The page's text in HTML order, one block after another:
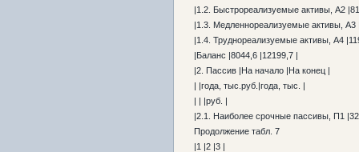
|1.2. Быстрореализуемые активы, А2
|1.3. Медленнореализуемые активы, A3
|1.4. Труднореализуемые активы, А4
|Баланс |8044,6 |12199,7 |
|2. Пассив |На начало |На конец |
| |года, тыс.руб.|года, тыс. |
| | |руб. |
|2.1. Наиболее срочные пассивы, П1
Продолжение табл. 7
|1 |2 |3 |